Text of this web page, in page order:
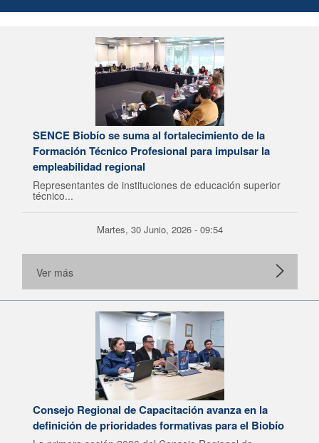
SENCE Biobío se suma al fortalecimiento de la
Formación Técnico Profesional para impulsar la
empleabilidad regional
Representantes de instituciones de educación superior
técnico...
Martes, 30 Junio, 2026 - 09:54
Ver más
Consejo Regional de Capacitación avanza en la
definición de prioridades formativas para el Biobío